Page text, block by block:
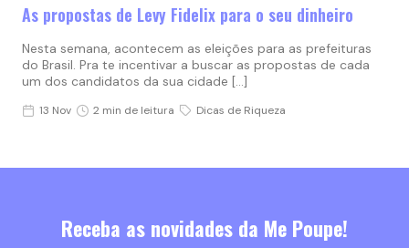
As propostas de Levy Fidelix para o seu dinheiro
Nesta semana, acontecem as eleições para as prefeituras
do Brasil. Pra te incentivar a buscar as propostas de cada
um dos candidatos da sua cidade […]
13 Nov 2 min de leitura Dicas de Riqueza
Receba as novidades da Me Poupe!